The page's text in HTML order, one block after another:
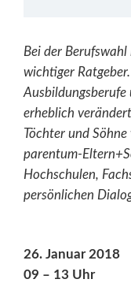
Bei der
wichtiger
erheblich
Töchter und
parentum-
Hochschulen,
persönlichen
26. Januar 2018
09 – 13 Uhr